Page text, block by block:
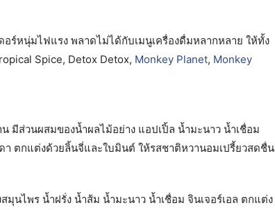
อร์หนุ่มไฟแรง พลาดไม่ได้กับเมนูเครื่องดื่มหลากหลาย ให้ทั้ง
Spice, Detox Detox, Monkey Planet, Monkey
มีส่วนผสมของน้ำผลไม้อย่าง แอปเปิ้ล น้ำมะนาว น้ำเชื่อม
า ตกแต่งด้วยลิ้นจี่และใบมินต์ ให้รสชาติหวานอมเปรี้ยวสดชื่น
มุนไพร น้ำฝรั่ง น้ำส้ม น้ำมะนาว น้ำเชื่อม จินเจอร์เอล ตกแต่ง